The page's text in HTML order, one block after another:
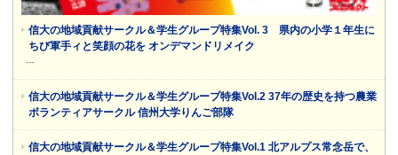
信大の地域貢献サークル＆学生グループ特集Vol. 3 県内の小学１年生に
ちび軍手ィと笑顔の花を オンデマンドリメイク
…
信大の地域貢献サークル＆学生グループ特集Vol.2 37年の歴史を持つ農業
ボランティアサークル 信州大学りんご部隊
信大の地域貢献サークル＆学生グループ特集Vol.1 北アルプス常念岳で、